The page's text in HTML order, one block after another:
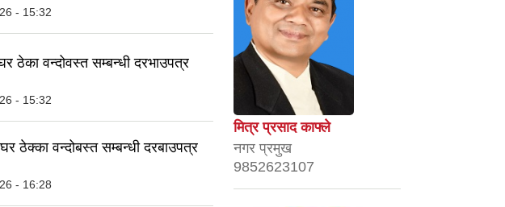
- 15:32
ठेका वन्दोवस्त सम्बन्धी दरभाउपत्र
- 15:32
ठेक्का वन्दोबस्त सम्बन्धी दरबाउपत्र
- 16:28
मित्र प्रसाद काफ्ले
नगर प्रमुख
9852623107